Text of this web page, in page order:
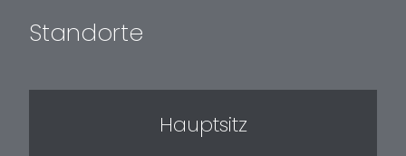
Standorte
Hauptsitz